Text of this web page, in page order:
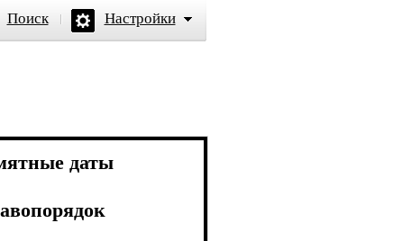
Поиск Настройки
даты